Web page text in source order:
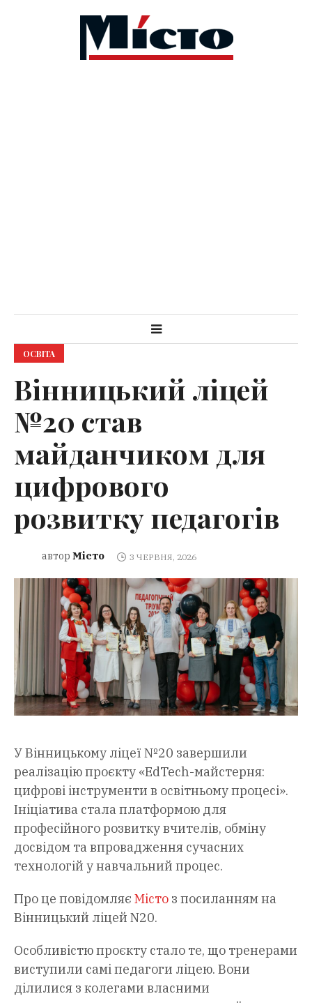
ОСВІТА
Вінницький ліцей
№20 став
майданчиком для
цифрового
розвитку педагогів
автор Місто 3 ЧЕРВНЯ, 2026
У Вінницькому ліцеї №20 завершили
реалізацію проєкту «EdTech-майстерня:
цифрові інструменти в освітньому процесі».
Ініціатива стала платформою для
професійного розвитку вчителів, обміну
досвідом та впровадження сучасних
технологій у навчальний процес.
Про це повідомляє Місто з посиланням на
Вінницький ліцей N20.
Особливістю проєкту стало те, що тренерами
виступили самі педагоги ліцею. Вони
ділилися з колегами власними